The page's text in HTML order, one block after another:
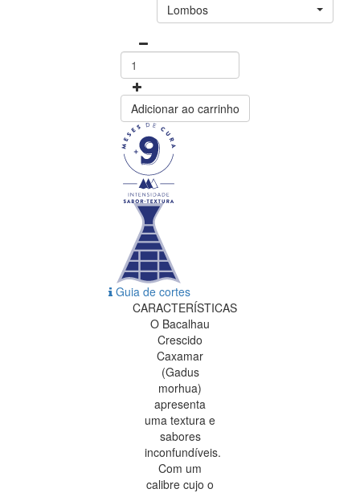
Lombos
Adicionar ao carrinho
Guia de cortes
CARACTERÍSTICAS
O Bacalhau
Crescido
Caxamar
(Gadus
morhua)
apresenta
uma textura e
sabores
inconfundíveis.
Com um
calibre cujo o